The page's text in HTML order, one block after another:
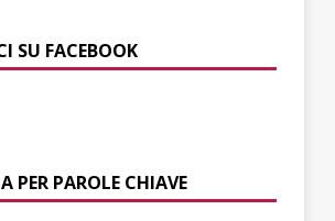
SU FACEBOOK
PER PAROLE CHIAVE